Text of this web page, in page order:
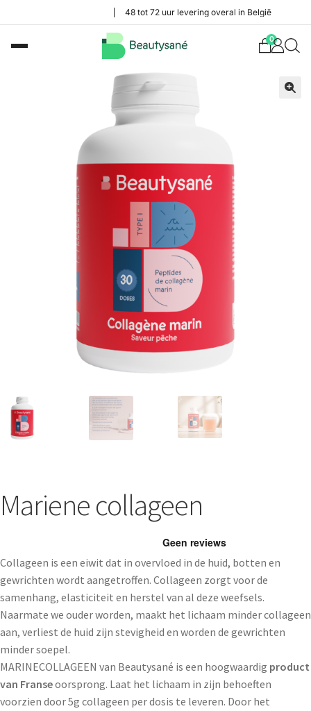
48 tot 72 uur levering overal in België
0
Mariene collageen
Collageen is een eiwit dat in overvloed in de huid, botten en
gewrichten wordt aangetroffen. Collageen zorgt voor de
samenhang, elasticiteit en herstel van al deze weefsels.
Naarmate we ouder worden, maakt het lichaam minder collageen
aan, verliest de huid zijn stevigheid en worden de gewrichten
minder soepel.
MARINECOLLAGEEN van Beautysané is een hoogwaardig product
van Franseoorsprong. Laat het lichaam in zijn behoeften
voorzien door 5g collageen per dosis te leveren. Door het